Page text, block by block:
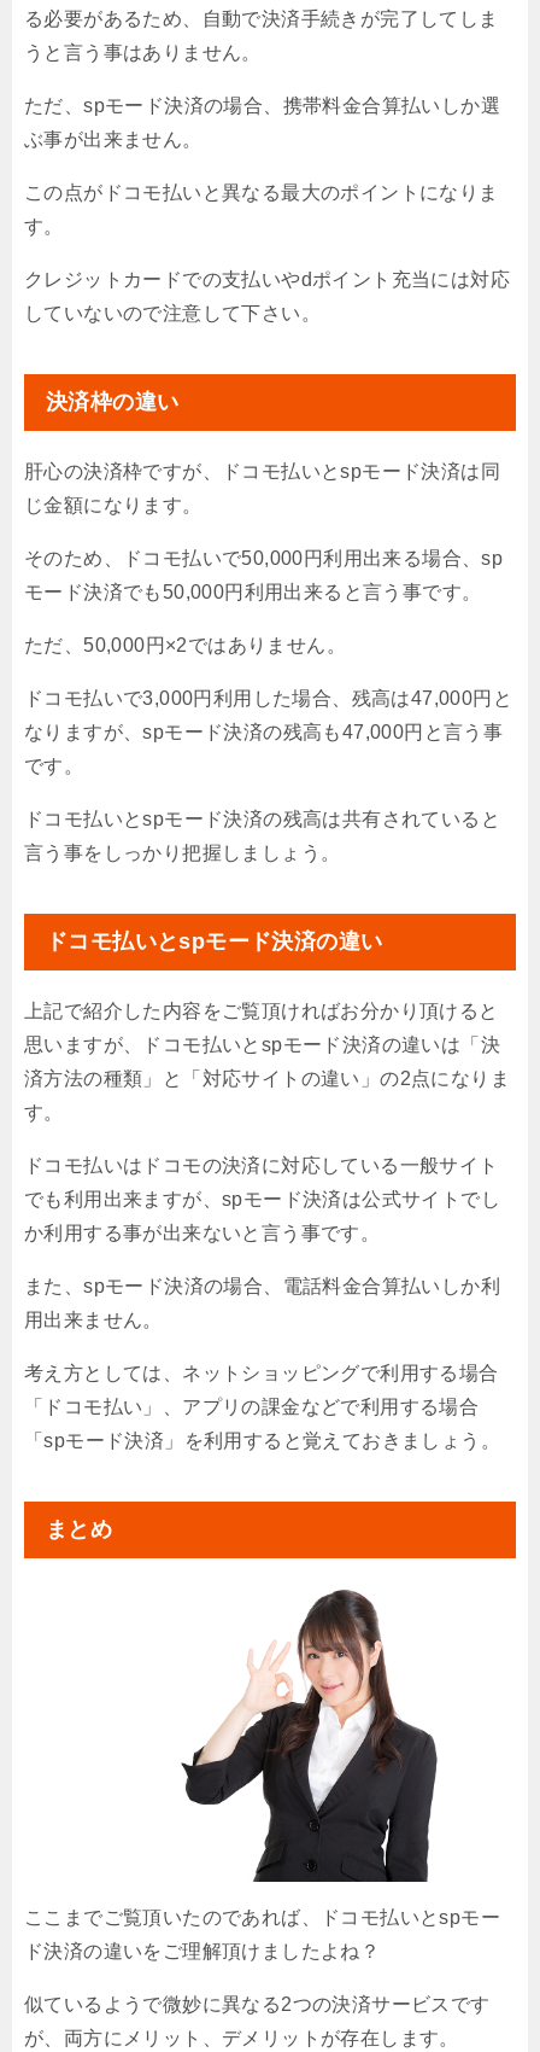
る必要があるため、自動で決済手続きが完了してしま
うと言う事はありません。
ただ、spモード決済の場合、携帯料金合算払いしか選
ぶ事が出来ません。
この点がドコモ払いと異なる最大のポイントになりま
す。
クレジットカードでの支払いやdポイント充当には対応
していないので注意して下さい。
決済枠の違い
肝心の決済枠ですが、ドコモ払いとspモード決済は同
じ金額になります。
そのため、ドコモ払いで50,000円利用出来る場合、sp
モード決済でも50,000円利用出来ると言う事です。
ただ、50,000円×2ではありません。
ドコモ払いで3,000円利用した場合、残高は47,000円と
なりますが、spモード決済の残高も47,000円と言う事
です。
ドコモ払いとspモード決済の残高は共有されていると
言う事をしっかり把握しましょう。
ドコモ払いとspモード決済の違い
上記で紹介した内容をご覧頂ければお分かり頂けると
思いますが、ドコモ払いとspモード決済の違いは「決
済方法の種類」と「対応サイトの違い」の2点になりま
す。
ドコモ払いはドコモの決済に対応している一般サイト
でも利用出来ますが、spモード決済は公式サイトでし
か利用する事が出来ないと言う事です。
また、spモード決済の場合、電話料金合算払いしか利
用出来ません。
考え方としては、ネットショッピングで利用する場合
「ドコモ払い」、アプリの課金などで利用する場合
「spモード決済」を利用すると覚えておきましょう。
まとめ
ここまでご覧頂いたのであれば、ドコモ払いとspモー
ド決済の違いをご理解頂けましたよね？
似ているようで微妙に異なる2つの決済サービスです
が、両方にメリット、デメリットが存在します。